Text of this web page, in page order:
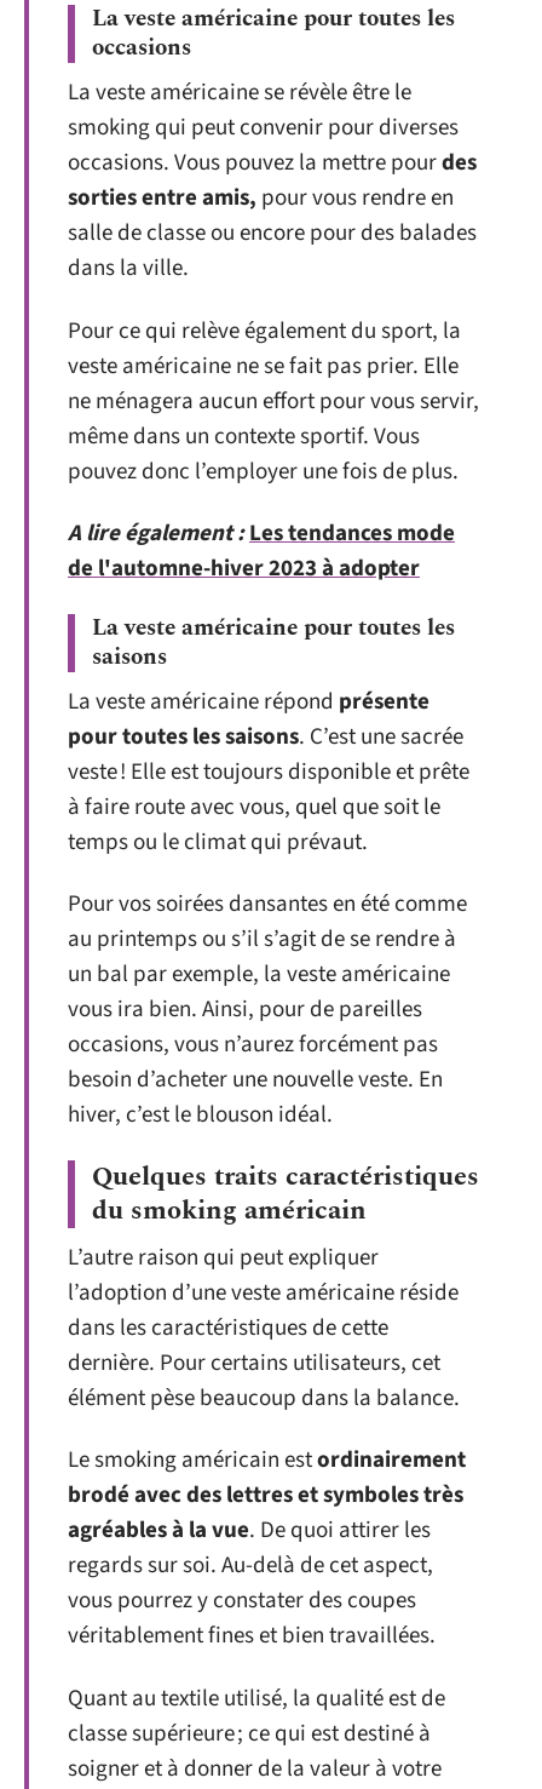
La veste américaine pour toutes les
occasions
La veste américaine se révèle être le
smoking qui peut convenir pour diverses
occasions. Vous pouvez la mettre pourdes
sorties entre amis, pour vous rendre en
salle de classe ou encore pour des balades
dans la ville.
Pour ce qui relève également du sport, la
veste américaine ne se fait pas prier. Elle
ne ménagera aucun effort pour vous servir,
même dans un contexte sportif. Vous
pouvez donc l’employer une fois de plus.
A lire également :Les tendances mode
de l'automne-hiver 2023 à adopter
La veste américaine pour toutes les
saisons
La veste américaine répond présente
pour toutes les saisons. C’est une sacrée
veste ! Elle est toujours disponible et prête
à faire route avec vous, quel que soit le
temps ou le climat qui prévaut.
Pour vos soirées dansantes en été comme
au printemps ou s’il s’agit de se rendre à
un bal par exemple, la veste américaine
vous ira bien. Ainsi, pour de pareilles
occasions, vous n’aurez forcément pas
besoin d’acheter une nouvelle veste. En
hiver, c’est le blouson idéal.
Quelques traits caractéristiques
du smoking américain
L’autre raison qui peut expliquer
l’adoption d’une veste américaine réside
dans les caractéristiques de cette
dernière. Pour certains utilisateurs, cet
élément pèse beaucoup dans la balance.
Le smoking américain estordinairement
brodé avec des lettres et symboles très
agréables à la vue. De quoi attirer les
regards sur soi. Au-delà de cet aspect,
vous pourrez y constater des coupes
véritablement fines et bien travaillées.
Quant au textile utilisé, la qualité est de
classe supérieure ; ce qui est destiné à
soigner et à donner de la valeur à votre